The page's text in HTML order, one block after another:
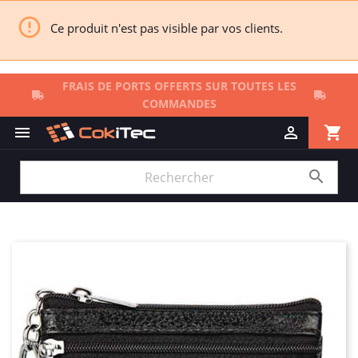
 Ce produit n'est pas visible par vos clients.
FRAIS DE PORTS OFFERTS SUR TOUTES LES
COMMANDES
 shopping_cart

